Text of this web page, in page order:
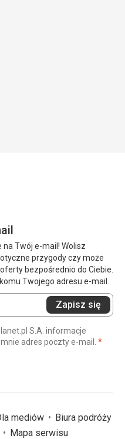
Twój e-mail! Wolisz
przygody czy może
bezpośrednio do Ciebie.
Twojego adresu e-mail.
Zapisz się
S.A. informacje
adres poczty e-mail. *
mediów
Biura podróży
Mapa serwisu